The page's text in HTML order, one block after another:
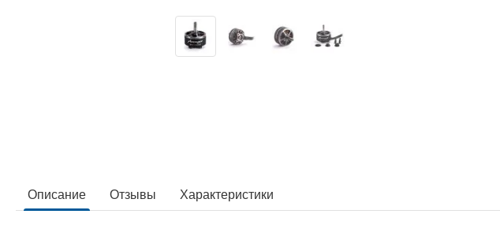
Описание Отзывы Характеристики